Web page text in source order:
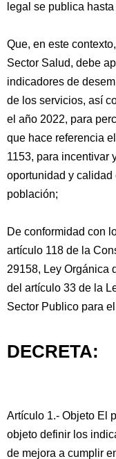
legal se publica
Que, en este
Sector Salud, debe
indicadores de
de los servicios, así
el año 2022, para
que hace referencia
1153, para incentivar
oportunidad y
población;
De conformidad con
artículo 118 de la
29158, Ley Orgánica
del artículo 33 de la
Sector Publico para
DECRETA:
Artículo 1.- Objeto El
objeto definir los
de mejora a cumplir